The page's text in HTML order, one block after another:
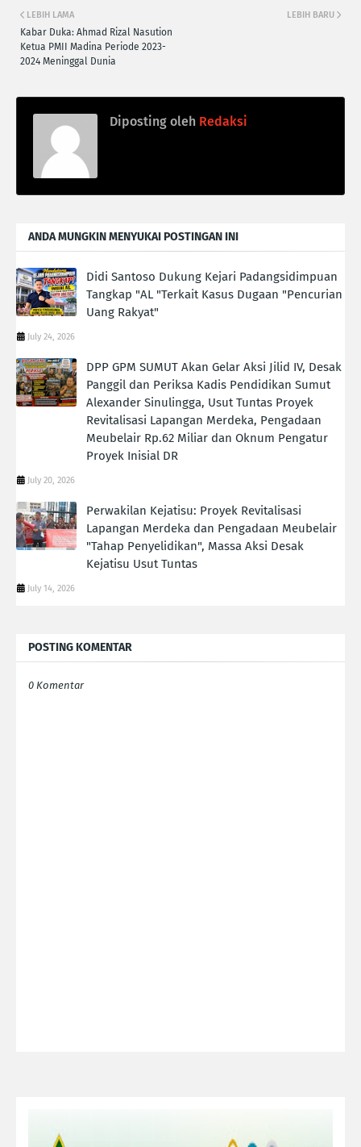
LEBIH BARU
LEBIH LAMA
Kabar Duka: Ahmad Rizal Nasution
Ketua PMII Madina Periode 2023-
2024 Meninggal Dunia
Diposting oleh Redaksi
ANDA MUNGKIN MENYUKAI POSTINGAN INI
Didi Santoso Dukung Kejari Padangsidimpuan
Tangkap "AL "Terkait Kasus Dugaan "Pencurian
Uang Rakyat"
July 24, 2026
DPP GPM SUMUT Akan Gelar Aksi Jilid IV, Desak
Panggil dan Periksa Kadis Pendidikan Sumut
Alexander Sinulingga, Usut Tuntas Proyek
Revitalisasi Lapangan Merdeka, Pengadaan
Meubelair Rp.62 Miliar dan Oknum Pengatur
Proyek Inisial DR
July 20, 2026
Perwakilan Kejatisu: Proyek Revitalisasi
Lapangan Merdeka dan Pengadaan Meubelair
"Tahap Penyelidikan", Massa Aksi Desak
Kejatisu Usut Tuntas
July 14, 2026
POSTING KOMENTAR
0 Komentar